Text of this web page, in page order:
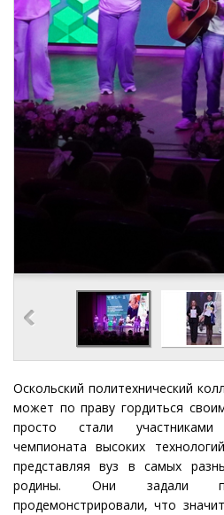
Оскольский политехнический
может по праву гордиться
просто стали участниками
чемпионата высоких
представляя вуз в самых
родины. Они задали
продемонстрировали, что